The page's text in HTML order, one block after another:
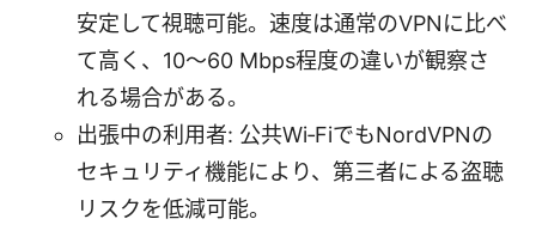
安定して視聴可能。速度は通常のVPNに比べ
て高く、10～60 Mbps程度の違いが観察さ
れる場合がある。
出張中の利用者: 公共Wi‑FiでもNordVPNの
セキュリティ機能により、第三者による盗聴
リスクを低減可能。